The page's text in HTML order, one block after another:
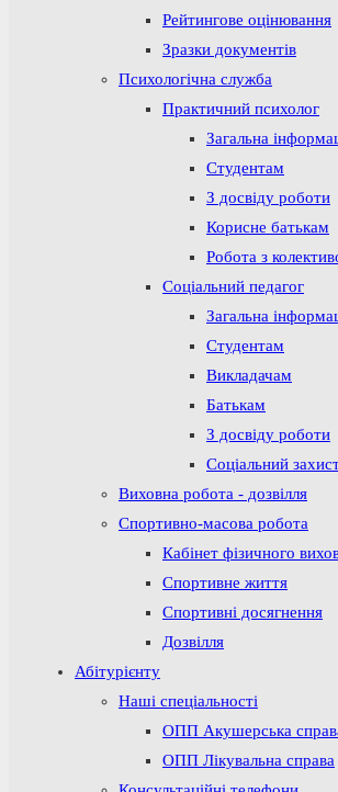
Рейтингове оцінювання
Зразки документів
Психологічна служба
Практичний психолог
Загальна
Студентам
З досвіду роботи
Корисне батькам
Робота з
Соціальний педагог
Загальна
Студентам
Викладачам
Батькам
З досвіду роботи
Соціальний
Виховна робота - дозвілля
Спортивно-масова робота
Кабінет фізичного
Спортивне життя
Спортивні досягнення
Дозвілля
Абітурієнту
Наші спеціальності
ОПП Акушерська
ОПП Лікувальна справа